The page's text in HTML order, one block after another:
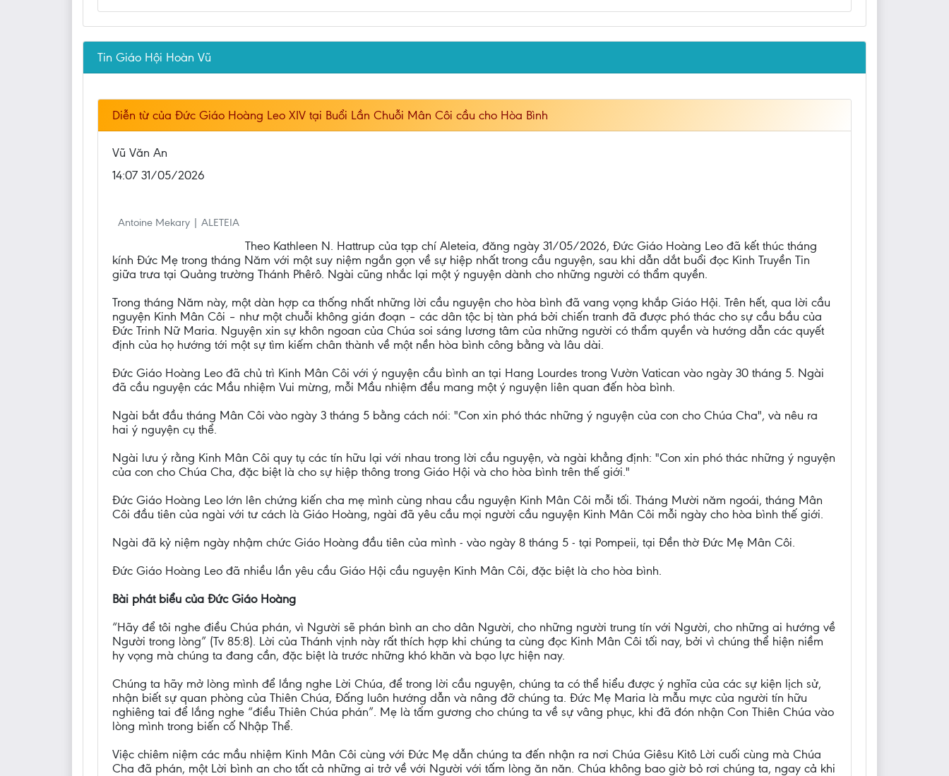
Tin Giáo Hội Hoàn Vũ
Diễn từ của Đức Giáo Hoàng Leo XIV tại Buổi Lần Chuỗi Mân Côi cầu cho Hòa Bình
Vũ Văn An
14:07 31/05/2026
Antoine Mekary | ALETEIA
Theo Kathleen N. Hattrup của tạp chí Aleteia, đăng ngày 31/05/2026, Đức Giáo Hoàng Leo đã kết thúc tháng
kính Đức Mẹ trong tháng Năm với một suy niệm ngắn gọn về sự hiệp nhất trong cầu nguyện, sau khi dẫn dắt buổi đọc Kinh Truyền Tin
giữa trưa tại Quảng trường Thánh Phêrô. Ngài cũng nhắc lại một ý nguyện dành cho những người có thẩm quyền.
Trong tháng Năm này, một dàn hợp ca thống nhất những lời cầu nguyện cho hòa bình đã vang vọng khắp Giáo Hội. Trên hết, qua lời cầu
nguyện Kinh Mân Côi – như một chuỗi không gián đoạn – các dân tộc bị tàn phá bởi chiến tranh đã được phó thác cho sự cầu bầu của
Đức Trinh Nữ Maria. Nguyện xin sự khôn ngoan của Chúa soi sáng lương tâm của những người có thẩm quyền và hướng dẫn các quyết
định của họ hướng tới một sự tìm kiếm chân thành về một nền hòa bình công bằng và lâu dài.
Đức Giáo Hoàng Leo đã chủ trì Kinh Mân Côi với ý nguyện cầu bình an tại Hang Lourdes trong Vườn Vatican vào ngày 30 tháng 5. Ngài
đã cầu nguyện các Mầu nhiệm Vui mừng, mỗi Mầu nhiệm đều mang một ý nguyện liên quan đến hòa bình.
Ngài bắt đầu tháng Mân Côi vào ngày 3 tháng 5 bằng cách nói: "Con xin phó thác những ý nguyện của con cho Chúa Cha", và nêu ra
hai ý nguyện cụ thể.
Ngài lưu ý rằng Kinh Mân Côi quy tụ các tín hữu lại với nhau trong lời cầu nguyện, và ngài khẳng định: "Con xin phó thác những ý nguyện
của con cho Chúa Cha, đặc biệt là cho sự hiệp thông trong Giáo Hội và cho hòa bình trên thế giới."
Đức Giáo Hoàng Leo lớn lên chứng kiến cha mẹ mình cùng nhau cầu nguyện Kinh Mân Côi mỗi tối. Tháng Mười năm ngoái, tháng Mân
Côi đầu tiên của ngài với tư cách là Giáo Hoàng, ngài đã yêu cầu mọi người cầu nguyện Kinh Mân Côi mỗi ngày cho hòa bình thế giới.
Ngài đã kỷ niệm ngày nhậm chức Giáo Hoàng đầu tiên của mình - vào ngày 8 tháng 5 - tại Pompeii, tại Đền thờ Đức Mẹ Mân Côi.
Đức Giáo Hoàng Leo đã nhiều lần yêu cầu Giáo Hội cầu nguyện Kinh Mân Côi, đặc biệt là cho hòa bình.
Bài phát biểu của Đức Giáo Hoàng
“Hãy để tôi nghe điều Chúa phán, vì Người sẽ phán bình an cho dân Người, cho những người trung tín với Người, cho những ai hướng về
Người trong lòng” (Tv 85:8). Lời của Thánh vịnh này rất thích hợp khi chúng ta cùng đọc Kinh Mân Côi tối nay, bởi vì chúng thể hiện niềm
hy vọng mà chúng ta đang cần, đặc biệt là trước những khó khăn và bạo lực hiện nay.
Chúng ta hãy mở lòng mình để lắng nghe Lời Chúa, để trong lời cầu nguyện, chúng ta có thể hiểu được ý nghĩa của các sự kiện lịch sử,
nhận biết sự quan phòng của Thiên Chúa, Đấng luôn hướng dẫn và nâng đỡ chúng ta. Đức Mẹ Maria là mẫu mực của người tín hữu
nghiêng tai để lắng nghe “điều Thiên Chúa phán”. Mẹ là tấm gương cho chúng ta về sự vâng phục, khi đã đón nhận Con Thiên Chúa vào
lòng mình trong biến cố Nhập Thể.
Việc chiêm niệm các mầu nhiệm Kinh Mân Côi cùng với Đức Mẹ dẫn chúng ta đến nhận ra nơi Chúa Giêsu Kitô Lời cuối cùng mà Chúa
Cha đã phán, một Lời bình an cho tất cả những ai trở về với Người với tấm lòng ăn năn. Chúa không bao giờ bỏ rơi chúng ta, ngay cả khi